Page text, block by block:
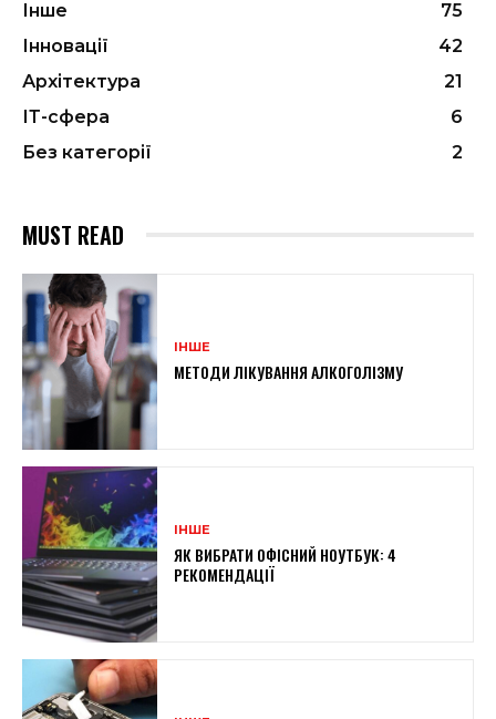
Інше
75
Інновації
42
Архітектура
21
ІТ-сфера
6
Без категорії
2
MUST READ
ІНШЕ
МЕТОДИ ЛІКУВАННЯ АЛКОГОЛІЗМУ
ІНШЕ
ЯК ВИБРАТИ ОФІСНИЙ НОУТБУК: 4
РЕКОМЕНДАЦІЇ